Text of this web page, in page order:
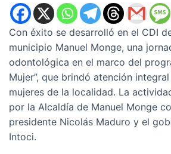
Con éxito se desarrolló en el CDI
municipio Manuel Monge, una
odontológica en el marco del
Mujer”, que brindó atención
mujeres de la localidad. La
por la Alcaldía de Manuel Monge
presidente Nicolás Maduro y el
Intoci.